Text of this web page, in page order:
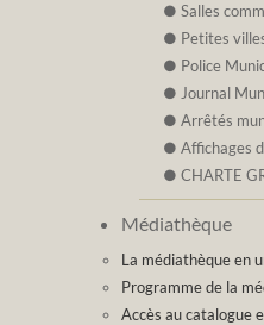
Salles
Petites
Police
Journal
Arrêtés
Affichages
CHARTE
Médiathèque
La médiathèque en
Programme de la
Accès au catalogue